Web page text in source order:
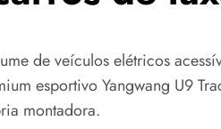
de veículos elétricos
esportivo Yangwang U9
montadora.